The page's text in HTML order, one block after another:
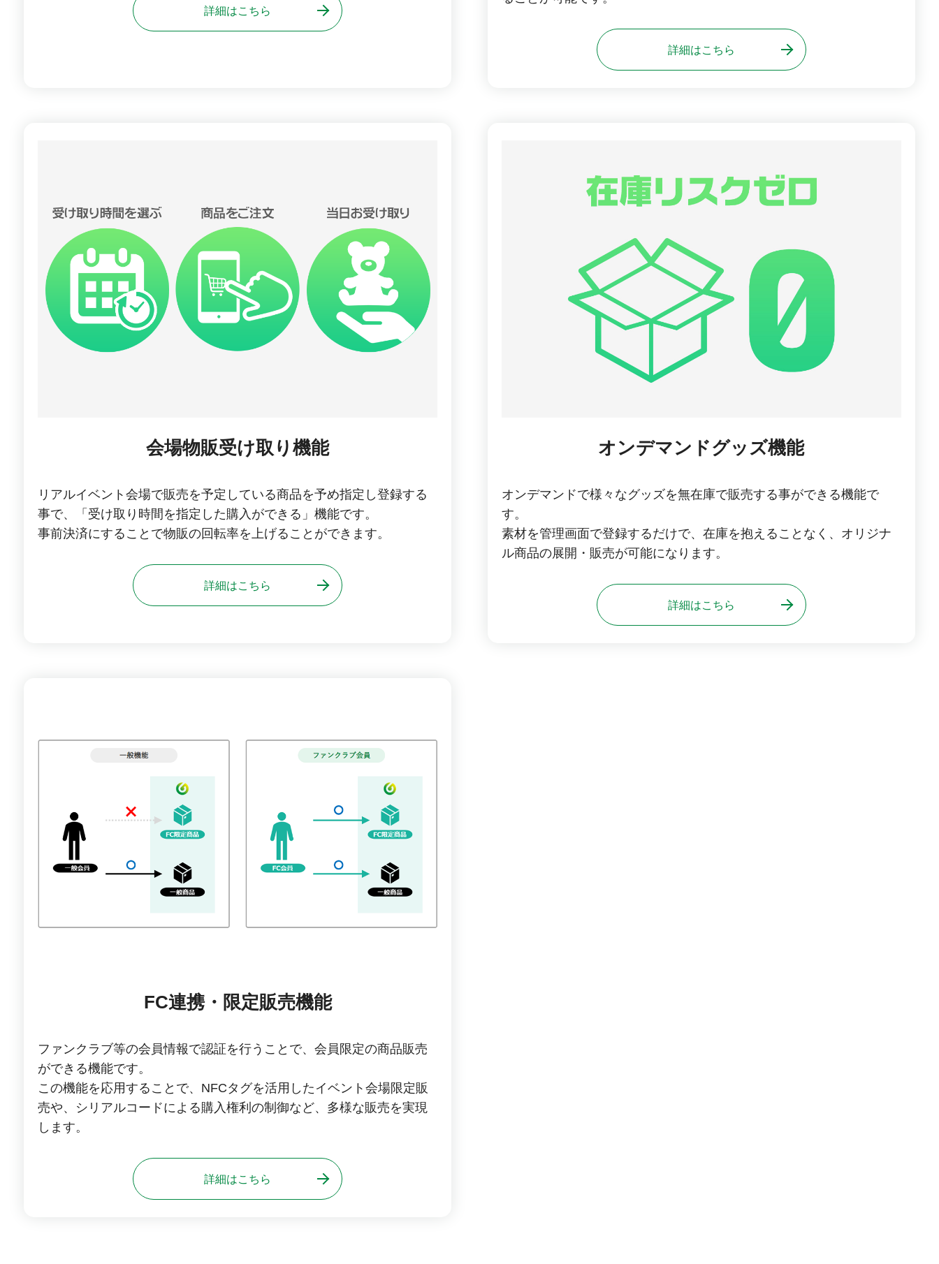
詳細はこちら
詳細はこちら
会場物販受け取り機能
リアルイベント会場で販売を予定している商品を予め指定し登録する
事で、「受け取り時間を指定した購入ができる」機能です。
事前決済にすることで物販の回転率を上げることができます。
詳細はこちら
オンデマンドグッズ機能
オンデマンドで様々なグッズを無在庫で販売する事ができる機能で
す。
素材を管理画面で登録するだけで、在庫を抱えることなく、オリジナ
ル商品の展開・販売が可能になります。
詳細はこちら
FC連携・限定販売機能
ファンクラブ等の会員情報で認証を行うことで、会員限定の商品販売
ができる機能です。
この機能を応用することで、NFCタグを活用したイベント会場限定販
売や、シリアルコードによる購入権利の制御など、多様な販売を実現
します。
詳細はこちら